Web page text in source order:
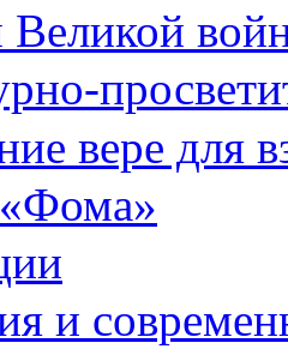
Великой
вере для
и